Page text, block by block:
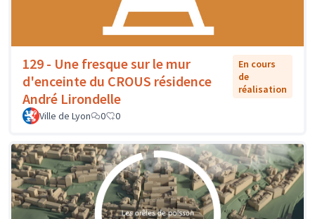
129 - Une fresque sur le mur
d'enceinte du CROUS résidence
André Lirondelle
En cours
de
réalisation
Ville de Lyon 0 0